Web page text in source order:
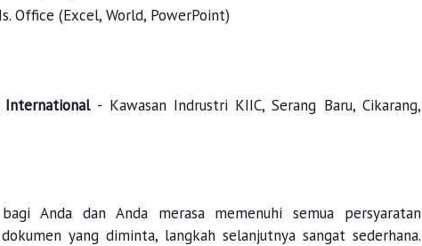
Office (Excel, World, PowerPoint)
International - Kawasan IndrustriKIIC, Serang Baru, Cikarang,
Anda dan Anda merasa memenuhi semua persyaratan
yang diminta, langkah selanjutnya sangat sederhana.